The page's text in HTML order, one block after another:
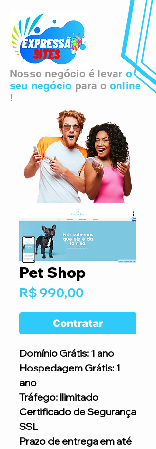
Nosso negócio é levar o
seu negócio para o online
!
Pet Shop
R$ 990,00
Contratar
Domínio Grátis: 1 ano
Hospedagem Grátis: 1
ano
Tráfego: Ilimitado
Certificado de Segurança
SSL
Prazo de entrega em até